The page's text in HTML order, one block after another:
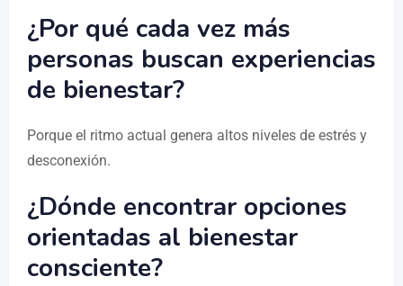
¿Por qué cada vez más
personas buscan experiencias
de bienestar?
Porque el ritmo actual genera altos niveles de estrés y
desconexión.
¿Dónde encontrar opciones
orientadas al bienestar
consciente?